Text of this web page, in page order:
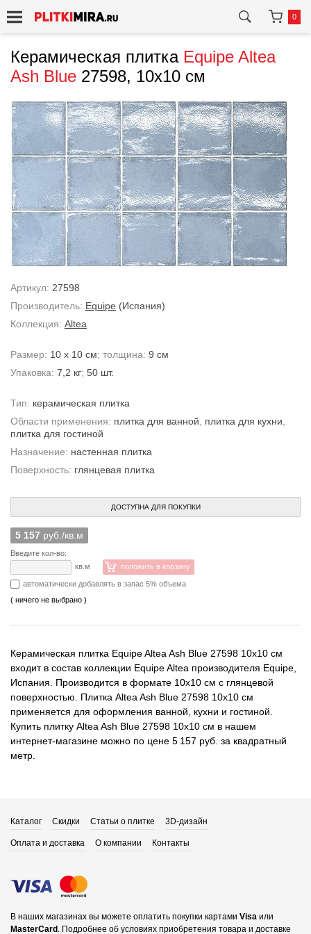
0
Керамическая плитка Equipe Altea
Ash Blue 27598, 10x10 см
Артикул: 27598
Производитель: Equipe (Испания)
Коллекция: Altea
Размер: 10 x 10 см; толщина: 9 см
Упаковка: 7,2 кг; 50 шт.
Тип: керамическая плитка
Области применения: плитка для ванной плитка для кухни
плитка для гостиной
Назначение: настенная плитка
Поверхность: глянцевая плитка
ДОСТУПНА ДЛЯ ПОКУПКИ
5 157 руб./кв.м
Введите кол-во:
кв.м
положить в корзину
автоматически добавлять в запас 5% объема
( ничего не выбрано )
Керамическая плитка Equipe Altea Ash Blue 27598 10x10 см
входит в состав коллекции Equipe Altea производителя Equipe,
Испания. Производится в формате 10x10 см с глянцевой
поверхностью. Плитка Altea Ash Blue 27598 10x10 см
применяется для оформления ванной, кухни и гостиной.
Купить плитку Altea Ash Blue 27598 10x10 см в нашем
интернет-магазине можно по цене 5 157 руб. за квадратный
метр.
Каталог Скидки Статьи о плитке 3D-дизайн
Оплата и доставка О компании Контакты
В наших магазинах вы можете оплатить покупки картами Visa или
MasterCard . Подробнее об условиях приобретения товара и доставке